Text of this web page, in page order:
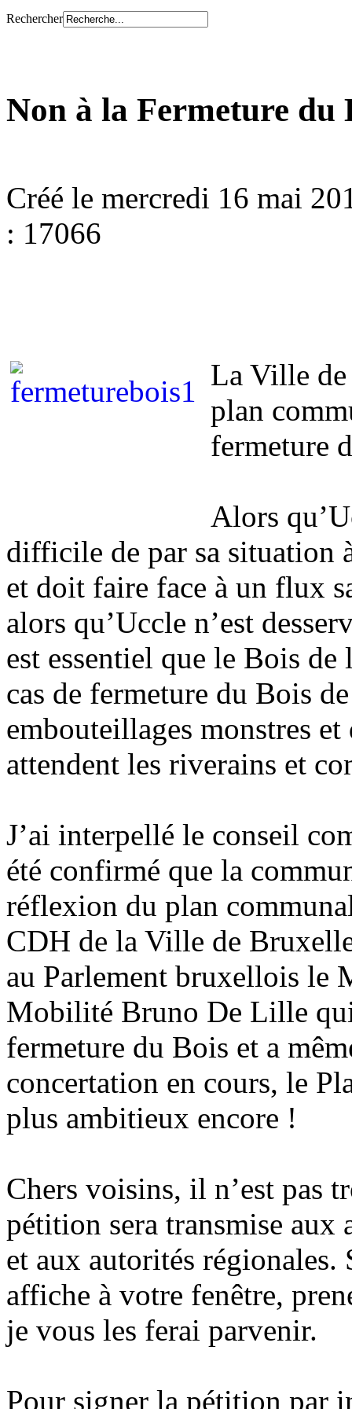
Rechercher
Non à la Fermeture du
Créé le mercredi 16 mai
: 17066
La Ville
plan
fermeture
Alors
difficile de par sa situation
et doit faire face à un flux
alors qu’Uccle n’est
est essentiel que le Bois de
cas de fermeture du Bois
embouteillages monstres
attendent les riverains et
J’ai interpellé le conseil
été confirmé que la
réflexion du plan
CDH de la Ville de
au Parlement bruxellois le
Mobilité Bruno De Lille
fermeture du Bois et a
concertation en cours, le
plus ambitieux encore !
Chers voisins, il n’est pas
pétition sera transmise
et aux autorités régionales.
affiche à votre fenêtre,
je vous les ferai parvenir.
Pour signer la